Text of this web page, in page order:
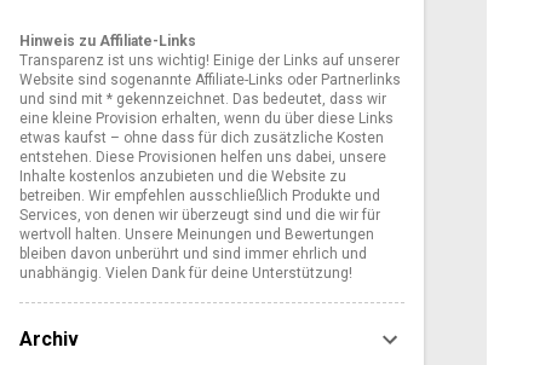
Hinweis zu Affiliate-Links
Transparenz ist uns wichtig! Einige der Links auf unserer
Website sind sogenannte Affiliate-Links oder Partnerlinks
und sind mit * gekennzeichnet. Das bedeutet, dass wir
eine kleine Provision erhalten, wenn du über diese Links
etwas kaufst – ohne dass für dich zusätzliche Kosten
entstehen. Diese Provisionen helfen uns dabei, unsere
Inhalte kostenlos anzubieten und die Website zu
betreiben. Wir empfehlen ausschließlich Produkte und
Services, von denen wir überzeugt sind und die wir für
wertvoll halten. Unsere Meinungen und Bewertungen
bleiben davon unberührt und sind immer ehrlich und
unabhängig. Vielen Dank für deine Unterstützung!
Archiv